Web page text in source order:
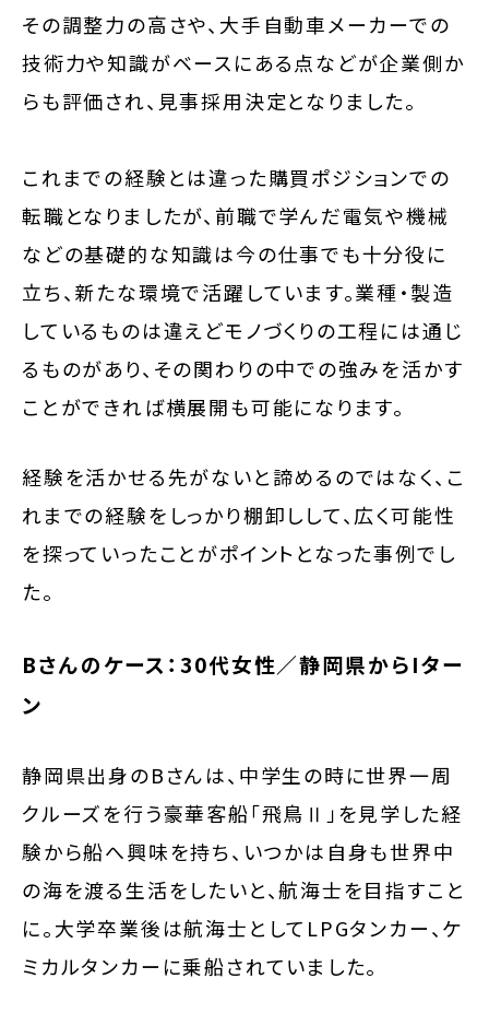
その調整力の高さや、大手自動車メーカーでの
技術力や知識がベースにある点などが企業側か
らも評価され、見事採用決定となりました。
これまでの経験とは違った購買ポジションでの
転職となりましたが、前職で学んだ電気や機械
などの基礎的な知識は今の仕事でも十分役に
立ち、新たな環境で活躍しています。業種・製造
しているものは違えどモノづくりの工程には通じ
るものがあり、その関わりの中での強みを活かす
ことができれば横展開も可能になります。
経験を活かせる先がないと諦めるのではなく、こ
れまでの経験をしっかり棚卸しして、広く可能性
を探っていったことがポイントとなった事例でし
た。
Bさんのケース：30代女性／静岡県からIター
ン
静岡県出身のBさんは、中学生の時に世界一周
クルーズを行う豪華客船「飛鳥Ⅱ」を見学した経
験から船へ興味を持ち、いつかは自身も世界中
の海を渡る生活をしたいと、航海士を目指すこと
に。大学卒業後は航海士としてLPGタンカー、ケ
ミカルタンカーに乗船されていました。